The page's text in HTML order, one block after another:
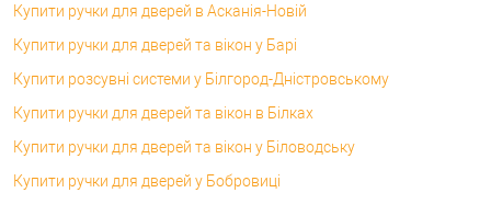
Купити ручки для дверей в Асканія-Новій
Купити ручки для дверей та вікон у Барі
Купити розсувні системи у Білгород-Дністровському
Купити ручки для дверей та вікон в Білках
Купити ручки для дверей та вікон у Біловодську
Купити ручки для дверей у Бобровиці